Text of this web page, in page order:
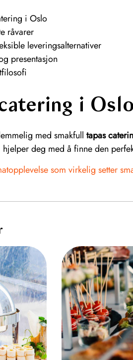
i Oslo
råvarer
leveringsalternativer
presentasjon
i
med smakfull tapas
deg med å finne den
som virkelig setter